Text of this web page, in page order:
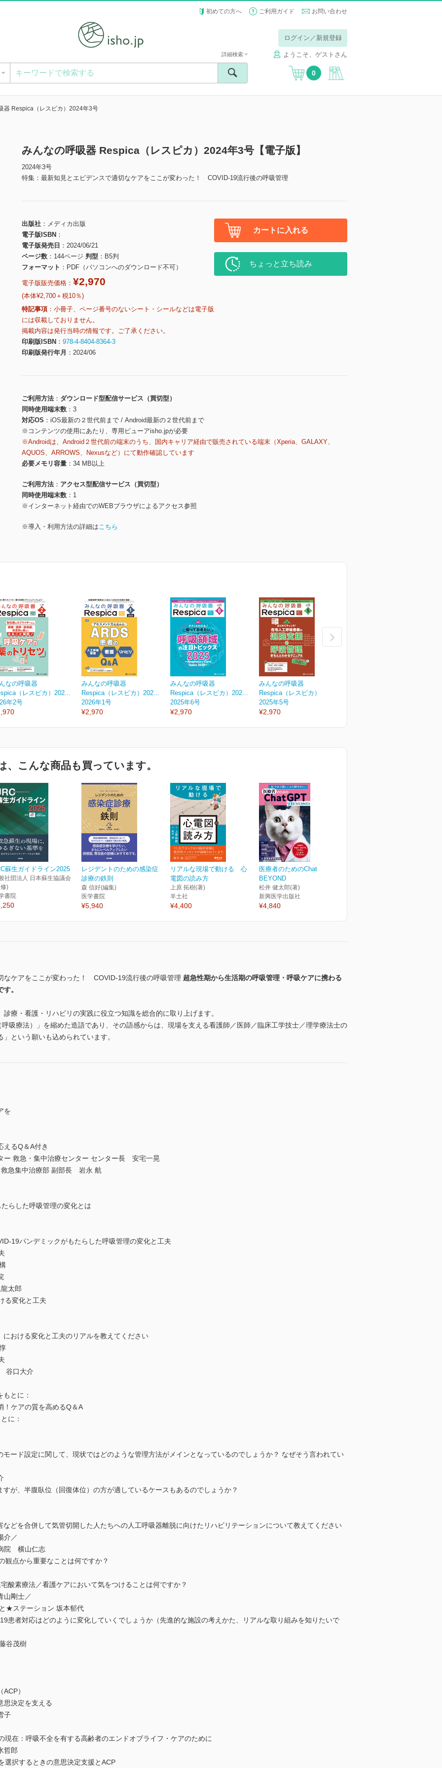
初めての方へ ご利用ガイド お問い合わせ
ログイン／新規登録
ようこそ、ゲストさん
詳細検索
0
器 Respica（レスピカ）2024年3号
みんなの呼吸器 Respica（レスピカ）2024年3号【電子版】
2024年3号
特集：最新知見とエビデンスで適切なケアをここが変わった！ COVID-19流行後の呼吸管理
出版社
メディカ出版
電子版ISBN
電子版発売日
2024/06/21
ページ数
144ページ 判型
B5判
フォーマット
PDF（パソコンへのダウンロード不可）
電子版販売価格： ¥2,970
(本体¥2,700＋税10％)
特記事項
小冊子、ページ番号のないシート・シールなどは電子版
には収載しておりません。
掲載内容は発行当時の情報です。ご了承ください。
印刷版ISBN
978-4-8404-8364-3
印刷版発行年月
2024/06
カートに入れる
ちょっと立ち読み
ご利用方法
ダウンロード型配信サービス（買切型）
同時使用端末数
3
対応OS
iOS最新の２世代前まで / Android最新の２世代前まで
※コンテンツの使用にあたり、専用ビューアisho.jpが必要
※Androidは、Android２世代前の端末のうち、国内キャリア経由で販売されている端末（Xperia、GALAXY、
AQUOS、ARROWS、Nexusなど）にて動作確認しています
必要メモリ容量
34 MB以上
ご利用方法
アクセス型配信サービス（買切型）
同時使用端末数
1
※インターネット経由でのWEBブラウザによるアクセス参照
※導入・利用方法の詳細はこちら
なの呼吸器
（レスピカ）202...
年2号
みんなの呼吸器
Respica（レスピカ）202...
2026年1号
¥2,970
みんなの呼吸器
Respica（レスピカ）202...
2025年6号
¥2,970
みんなの呼吸器
Respica（レスピカ）202...
2025年5号
¥2,970
、こんな商品も買っています。
蘇生ガイドライン2025
社団法人 日本蘇生協議会
)
書院
レジデントのための感染症
診療の鉄則
森 信好(編集)
医学書院
¥5,940
リアルな現場で動ける 心
電図の読み方
上原 拓樹(著)
羊土社
¥4,400
医療者のためのChatGPT
BEYOND
松井 健太郎(著)
新興医学出版社
¥4,840
なケアをここが変わった！ COVID-19流行後の呼吸管理 超急性期から生活期の呼吸管理・呼吸ケアに携わる
。
療・看護・リハビリの実践に役立つ知識を総合的に取り上げます。
吸療法）」を縮めた造語であり、その語感からは、現場を支える看護師／医師／臨床工学技士／理学療法士の
という願いも込められています。
を
えるQ＆A付き
救急・集中治療センター センター長 安宅一晃
救急集中治療部 副部長 岩永 航
らした呼吸管理の変化とは
19パンデミックがもたらした呼吸管理の変化と工夫
太郎
る変化と工夫
おける変化と工夫のリアルを教えてください
谷口大介
とに：
！ケアの質を高めるQ＆A
に：
ード設定に関して、現状ではどのような管理方法がメインとなっているのでしょうか？ なぜそう言われてい
が、半腹臥位（回復体位）の方が適しているケースもあるのでしょうか？
どを合併して気管切開した人たちへの人工呼吸器離脱に向けたリハビリテーションについて教えてください
介／
院 横山仁志
点から重要なことは何ですか？
酸素療法／看護ケアにおいて気をつけることは何ですか？
山剛士／
★ステーション 坂本郁代
者対応はどのように変化していくでしょうか（先進的な施設の考えかた、リアルな取り組みを知りたいで
谷茂樹
）
思決定を支える
子
在：呼吸不全を有する高齢者のエンドオブライフ・ケアのために
哲郎
択するときの意思決定支援とACP